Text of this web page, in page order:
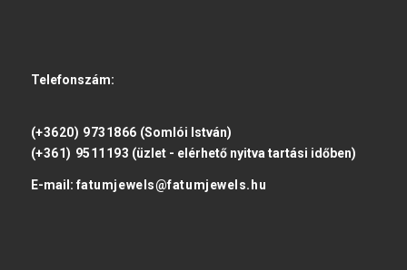
Telefonszám:
(+3620) 9731866 (Somlói István)
(+361) 9511193 (üzlet - elérhető nyitva tartási időben)
E-mail: fatumjewels@fatumjewels.hu